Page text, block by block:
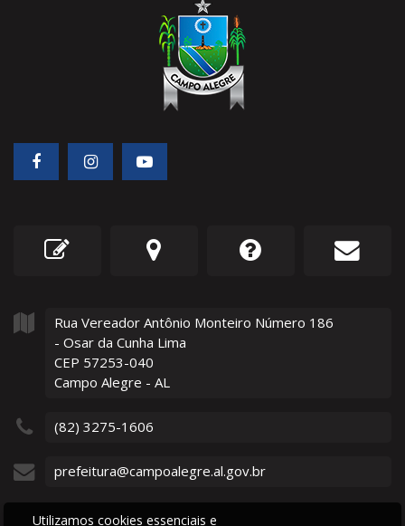
Rua Vereador Antônio Monteiro Número 186
- Osar da Cunha Lima
CEP 57253-040
Campo Alegre - AL
(82) 3275-1606
prefeitura@campoalegre.al.gov.br
Utilizamos cookies essenciais e